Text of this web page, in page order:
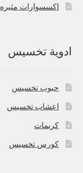
اكسسوارات مثيره
ادوية تخسيس
حبوب تخسيس
اعشاب تخسيس
كريمات
كورس تخسيس